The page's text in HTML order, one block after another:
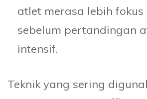
atlet merasa lebih fokus
sebelum pertandingan
intensif.
Teknik yang sering